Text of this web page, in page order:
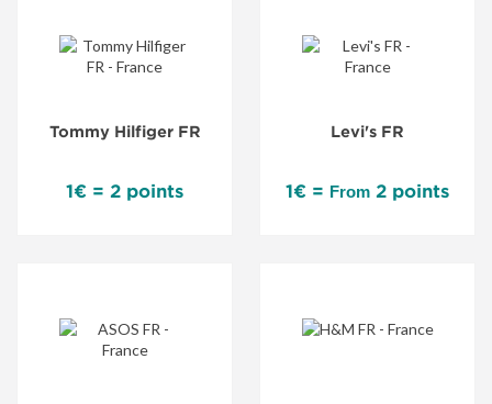
Tommy Hilfiger FR
1€ = 2 points
Levi's FR
1€ = From 2 points